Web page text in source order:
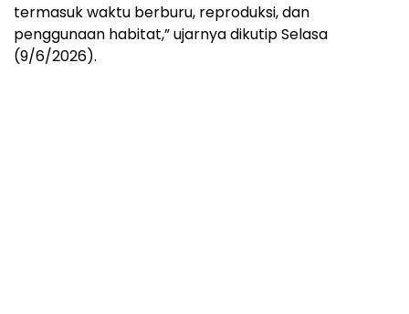
termasuk waktu berburu, reproduksi, dan
penggunaan habitat,” ujarnya dikutip Selasa
(9/6/2026).